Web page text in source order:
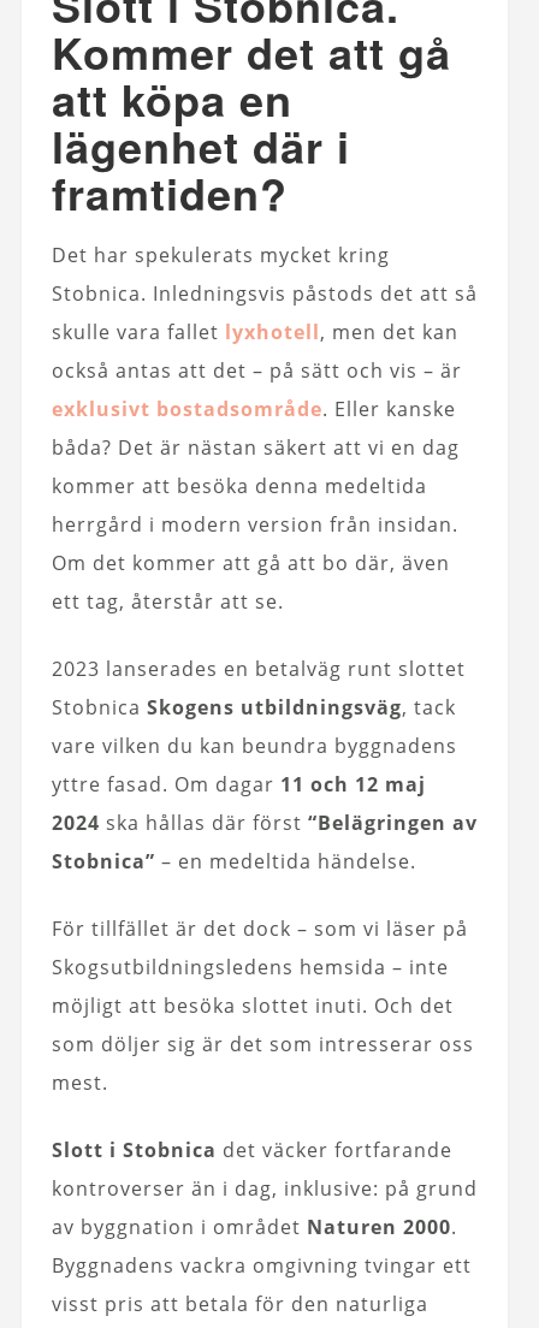
Kommer det att gå
att köpa en
lägenhet där i
framtiden?
Det har spekulerats mycket kring
Stobnica. Inledningsvis påstods det att så
skulle vara fallet lyxhotell, men det kan
också antas att det – på sätt och vis – är
exklusivt bostadsområde. Eller kanske
båda? Det är nästan säkert att vi en dag
kommer att besöka denna medeltida
herrgård i modern version från insidan.
Om det kommer att gå att bo där, även
ett tag, återstår att se.
2023 lanserades en betalväg runt slottet
Stobnica Skogens utbildningsväg, tack
vare vilken du kan beundra byggnadens
yttre fasad. Om dagar 11 och 12 maj
2024 ska hållas där först “Belägringen av
Stobnica” – en medeltida händelse.
För tillfället är det dock – som vi läser på
Skogsutbildningsledens hemsida – inte
möjligt att besöka slottet inuti. Och det
som döljer sig är det som intresserar oss
mest.
Slott i Stobnica det väcker fortfarande
kontroverser än i dag, inklusive: på grund
av byggnation i området Naturen 2000.
Byggnadens vackra omgivning tvingar ett
visst pris att betala för den naturliga